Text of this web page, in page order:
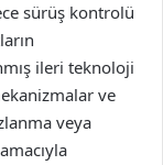
sürüş kontrolü
ileri teknoloji
ve
veya